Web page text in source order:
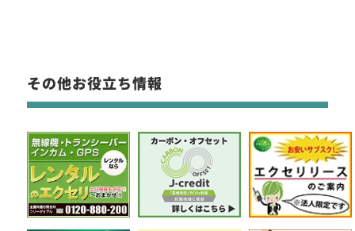
その他お役立ち情報